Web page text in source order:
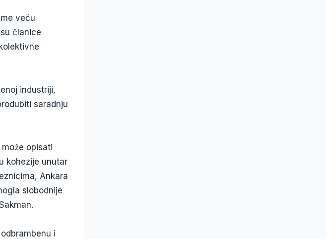
veću
članice
industriji,
saradnju
opisati
kohezije unutar
Ankara
slobodnije
i